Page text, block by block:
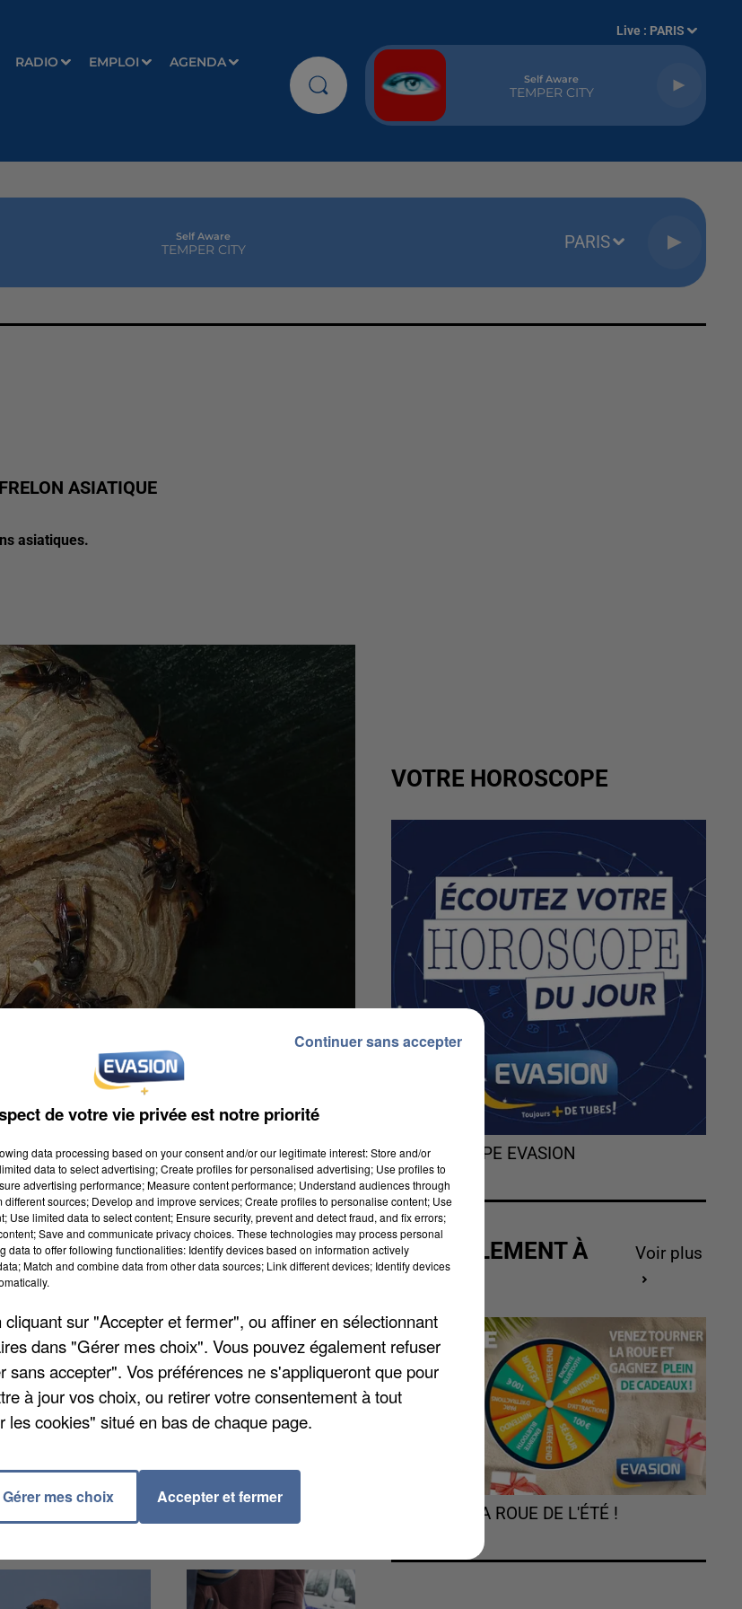
RADIO EMPLOI AGENDA
Live : PARIS
Self Aware
TEMPER CITY
Self Aware
TEMPER CITY PARIS
ASIATIQUE
asiatiques.
frelons asiatiques. Vous pouvez
afin de lutter contre la prolifération de ce
Maximin - Salle de la Jaquerie. Un piège
sera distribué gratuitement à l'issue des
2020, autre période propice à la lutte
VOTRE HOROSCOPE
L'HOROSCOPE EVASION
ACTUELLEMENT À
GAGNER
Voir plus
TOURNEZ LA ROUE DE L'ÉTÉ !
de votre vie privée est notre priorité
data processing based on your consent and/or our legitimate interest: Store and/or
data to select advertising; Create profiles for personalised advertising; Use profiles to
advertising performance; Measure content performance; Understand audiences through
different sources; Develop and improve services; Create profiles to personalise content; Use
Use limited data to select content; Ensure security, prevent and detect fraud, and fix errors;
Save and communicate privacy choices. These technologies may process personal
data to offer following functionalities: Identify devices based on information actively
Match and combine data from other data sources; Link different devices; Identify devices
sur "Accepter et fermer", ou affiner en sélectionnant
dans "Gérer mes choix". Vous pouvez également refuser
sans accepter". Vos préférences ne s'appliqueront que pour
à jour vos choix, ou retirer votre consentement à tout
cookies" situé en bas de chaque page.
Gérer mes choix Accepter et fermer
Continuer sans accepter